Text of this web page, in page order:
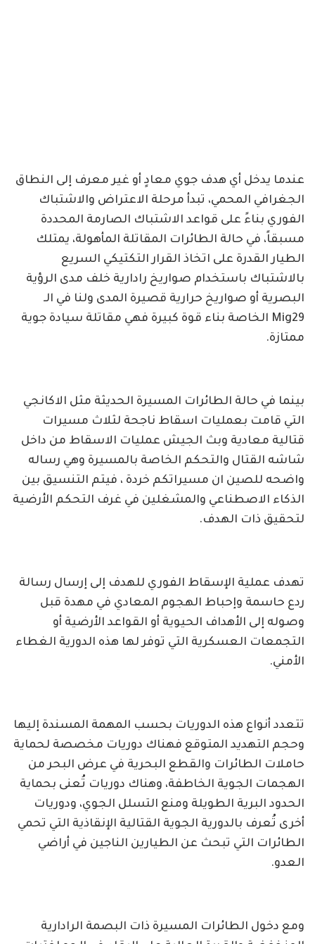
عندما يدخل أي هدف جوي معادٍ أو غير معرف إلى النطاق
الجغرافي المحمي، تبدأ مرحلة الاعتراض والاشتباك
الفوري بناءً على قواعد الاشتباك الصارمة المحددة
مسبقاً، في حالة الطائرات المقاتلة المأهولة، يمتلك
الطيار القدرة على اتخاذ القرار التكتيكي السريع
بالاشتباك باستخدام صواريخ رادارية خلف مدى الرؤية
البصرية أو صواريخ حرارية قصيرة المدى ولنا في الـ
Mig29 الخاصة بناء قوة كبيرة فهي مقاتلة سيادة جوية
ممتازة.
بينما في حالة الطائرات المسيرة الحديثة مثل الاكانجي
التي قامت بعمليات اسقاط ناجحة لثلاث مسيرات
قتالية معادية وبث الجيش عمليات الاسقاط من داخل
شاشه القتال والتحكم الخاصة بالمسيرة وهي رساله
واضحه للصين ان مسيراتكم خردة ، فيتم التنسيق بين
الذكاء الاصطناعي والمشغلين في غرف التحكم الأرضية
لتحقيق ذات الهدف.
تهدف عملية الإسقاط الفوري للهدف إلى إرسال رسالة
ردع حاسمة وإحباط الهجوم المعادي في مهدة قبل
وصوله إلى الأهداف الحيوية أو القواعد الأرضية أو
التجمعات العسكرية التي توفر لها هذه الدورية الغطاء
الأمني.
تتعدد أنواع هذه الدوريات بحسب المهمة المسندة إليها
وحجم التهديد المتوقع فهناك دوريات مخصصة لحماية
حاملات الطائرات والقطع البحرية في عرض البحر من
الهجمات الجوية الخاطفة، وهناك دوريات تُعنى بحماية
الحدود البرية الطويلة ومنع التسلل الجوي، ودوريات
أخرى تُعرف بالدورية الجوية القتالية الإنقاذية التي تحمي
الطائرات التي تبحث عن الطيارين الناجين في أراضي
العدو.
ومع دخول الطائرات المسيرة ذات البصمة الرادارية